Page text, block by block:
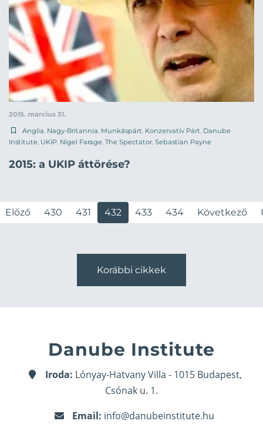
2015. március 31.
Anglia, Nagy-Britannia, Munkáspárt, Konzervatív Párt, Danube
Institute, UKIP, Nigel Farage, The Spectator, Sebastian Payne
2015: a UKIP áttörése?
Előző 430 431 432 433 434 Következő
Korábbi cikkek
Danube Institute
Iroda: Lónyay-Hatvany Villa - 1015 Budapest,
Csónak u. 1.
Email: info@danubeinstitute.hu